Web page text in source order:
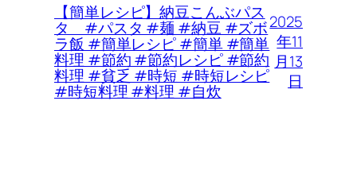
【簡単レシピ】納豆こんぶパス
タ #パスタ #麺 #納豆 #ズボ
ラ飯 #簡単レシピ #簡単 #簡単
料理 #節約 #節約レシピ #節約
料理 #貧乏 #時短 #時短レシピ
#時短料理 #料理 #自炊
2025
年11
月13
日